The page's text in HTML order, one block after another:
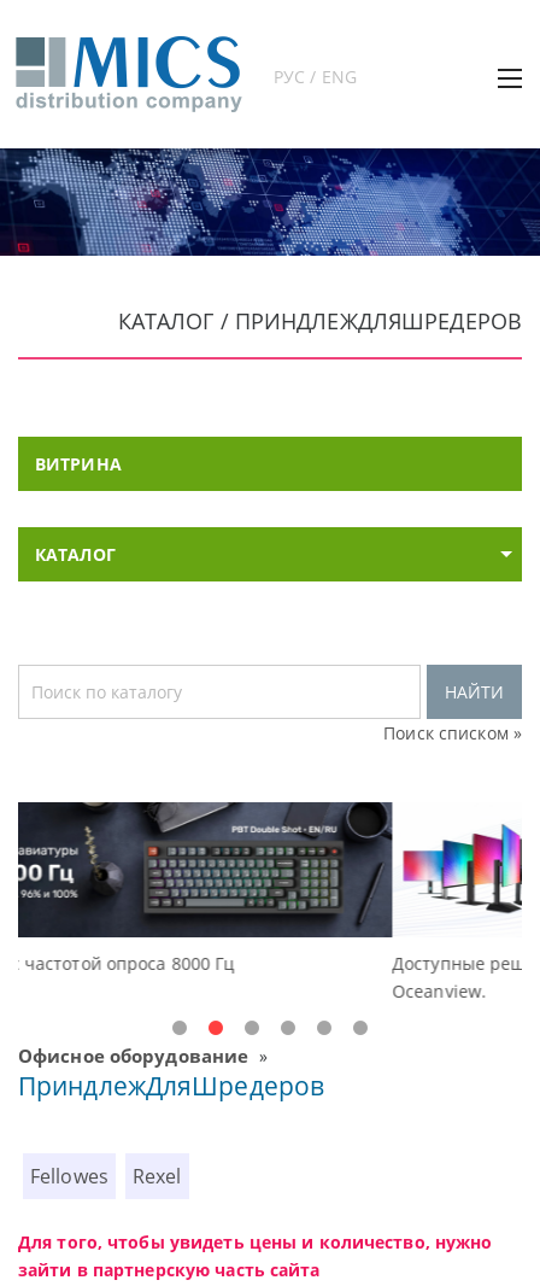
РУС / ENG
КАТАЛОГ / ПРИНДЛЕЖДЛЯШРЕДЕРОВ
ВИТРИНА
КАТАЛОГ
НАЙТИ
Поиск списком »
Доступные решения начального уровня, новые
Офисное оборудование »
ПриндлежДляШредеров
Fellowes Rexel
Для того, чтобы увидеть цены и количество, нужно
зайти в партнерскую часть сайта